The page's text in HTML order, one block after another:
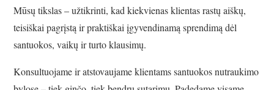
Mūsų tikslas – užtikrinti, kad kiekvienas klientas rastų aiškų,
teisiškai pagrįstą ir praktiškai įgyvendinamą sprendimą dėl
santuokos, vaikų ir turto klausimų.
Konsultuojame ir atstovaujame klientams santuokos nutraukimo